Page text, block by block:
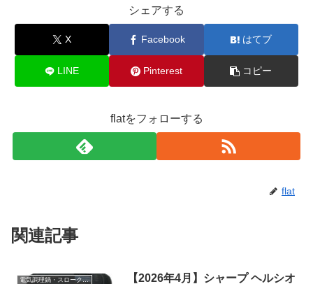
シェアする
X Facebook はてブ
LINE Pinterest コピー
flatをフォローする
flat
関連記事
電気調理鍋・スロークッカー
【2026年4月】シャープ ヘルシオ